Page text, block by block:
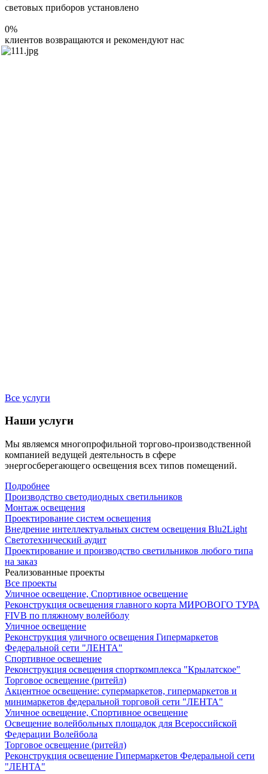
световых приборов установлено
0%
клиентов возвращаются и рекомендуют нас
Все услуги
Наши услуги
Мы являемся многопрофильной торгово-производственной
компанией ведущей деятельность в сфере
энергосберегающего освещения всех типов помещений.
Подробнее
Производство светодиодных светильников
Монтаж освещения
Проектирование систем освещения
Внедрение интеллектуальных систем освещения Blu2Light
Светотехнический аудит
Проектирование и производство светильников любого типа
на заказ
Реализованные проекты
Все проекты
Уличное освещение, Спортивное освещение
Реконструкция освещения главного корта МИРОВОГО ТУРА
FIVB по пляжному волейболу
Уличное освещение
Реконструкция уличного освещения Гипермаркетов
Федеральной сети "ЛЕНТА"
Спортивное освещение
Реконструкция освещения спорткомплекса "Крылатское"
Торговое освещение (ритейл)
Акцентное освещение: супермаркетов, гипермаркетов и
минимаркетов федеральной торговой сети "ЛЕНТА"
Уличное освещение, Спортивное освещение
Освещение волейбольных площадок для Всероссийской
Федерации Волейбола
Торговое освещение (ритейл)
Реконструкция освещение Гипермаркетов Федеральной сети
"ЛЕНТА"